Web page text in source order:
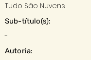
Tudo São Nuvens
Sub-título(s):
-
Autoria: